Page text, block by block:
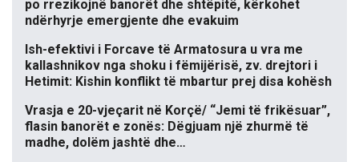
po rrezikojnë banorët dhe shtëpitë, kërkohet
ndërhyrje emergjente dhe evakuim
Ish-efektivi i Forcave të Armatosura u vra me
kallashnikov nga shoku i fëmijërisë, zv. drejtori i
Hetimit: Kishin konflikt të mbartur prej disa kohësh
Vrasja e 20-vjeçarit në Korçë/ “Jemi të frikësuar”,
flasin banorët e zonës: Dëgjuam një zhurmë të
madhe, dolëm jashtë dhe…